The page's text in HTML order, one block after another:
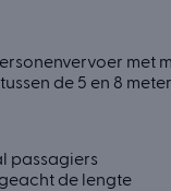
met
de 5 en 8
passagiers
de lengte